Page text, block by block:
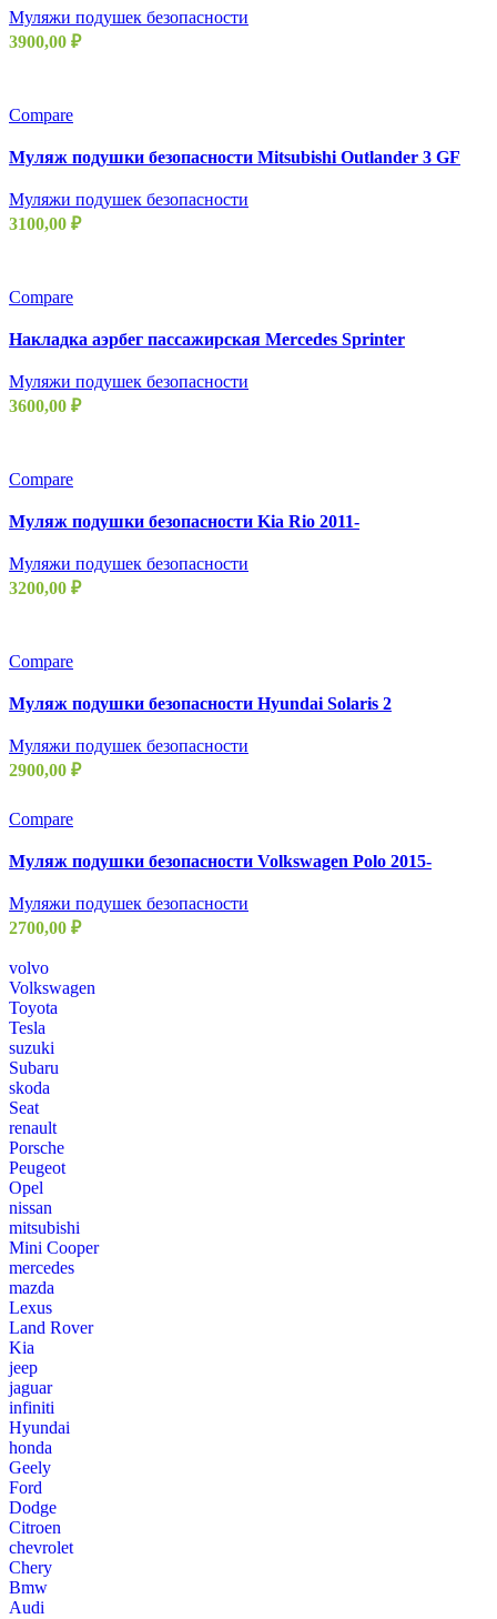
Муляжи подушек безопасности
3900,00 ₽
Compare
Муляж подушки безопасности Mitsubishi Outlander 3 GF
Муляжи подушек безопасности
3100,00 ₽
Compare
Накладка аэрбег пассажирская Mercedes Sprinter
Муляжи подушек безопасности
3600,00 ₽
Compare
Муляж подушки безопасности Kia Rio 2011-
Муляжи подушек безопасности
3200,00 ₽
Compare
Муляж подушки безопасности Hyundai Solaris 2
Муляжи подушек безопасности
2900,00 ₽
Compare
Муляж подушки безопасности Volkswagen Polo 2015-
Муляжи подушек безопасности
2700,00 ₽
volvo
Volkswagen
Toyota
Tesla
suzuki
Subaru
skoda
Seat
renault
Porsche
Peugeot
Opel
nissan
mitsubishi
Mini Cooper
mercedes
mazda
Lexus
Land Rover
Kia
jeep
jaguar
infiniti
Hyundai
honda
Geely
Ford
Dodge
Citroen
chevrolet
Chery
Bmw
Audi